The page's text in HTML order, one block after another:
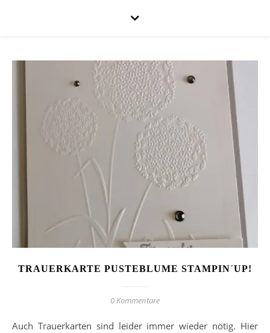
TRAUERKARTE PUSTEBLUME STAMPIN´UP!
0 Kommentare
Auch Trauerkarten sind leider immer wieder nötig. Hier